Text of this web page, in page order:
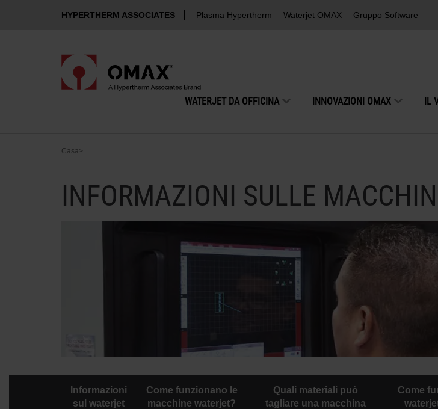
HYPERTHERM ASSOCIATES Plasma Hypertherm Waterjet OMAX Gruppo Software
WATERJET DA OFFICINA INNOVAZIONI OMAX IL
Casa>
INFORMAZIONI SULLE
Informazioni
sul waterjet
Come funzionano le
macchine waterjet?
Quali materiali può
tagliare una macchina
Come